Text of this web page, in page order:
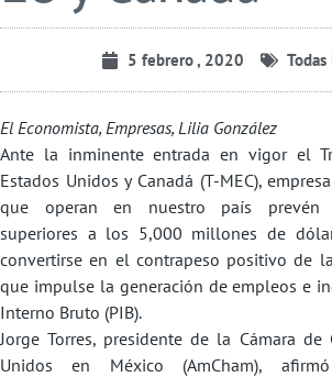
5 febrero , 2020
El Economista, Empresas, Lilia González
Ante la inminente entrada en vigor el
Estados Unidos y Canadá (T-MEC),
que operan en nuestro país prevén
superiores a los 5,000 millones de
convertirse en el contrapeso positivo de
que impulse la generación de empleos e
Interno Bruto (PIB).
Jorge Torres, presidente de la Cámara de
Unidos en México (AmCham),